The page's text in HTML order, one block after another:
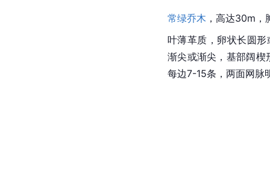
常绿乔木 ，高达30m
叶薄革质，卵状长圆
渐尖或渐尖，基部阔楔
每边7-15条，两面网脉